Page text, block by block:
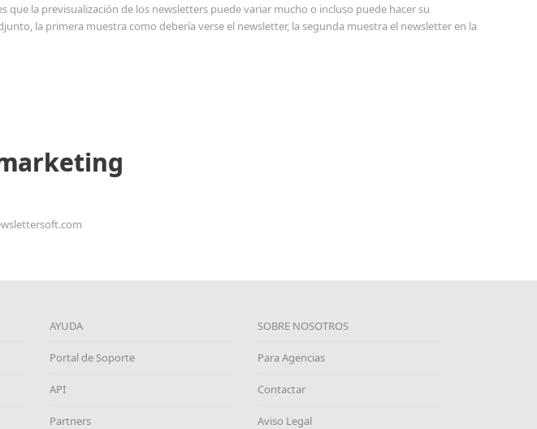
la previsualización de los newsletters puede variar mucho o incluso puede hacer su
la primera muestra como debería verse el newsletter, la segunda muestra el newsletter en la
AYUDA
Portal de Soporte
API
Partners
SOBRE NOSOTROS
Para Agencias
Contactar
Aviso Legal